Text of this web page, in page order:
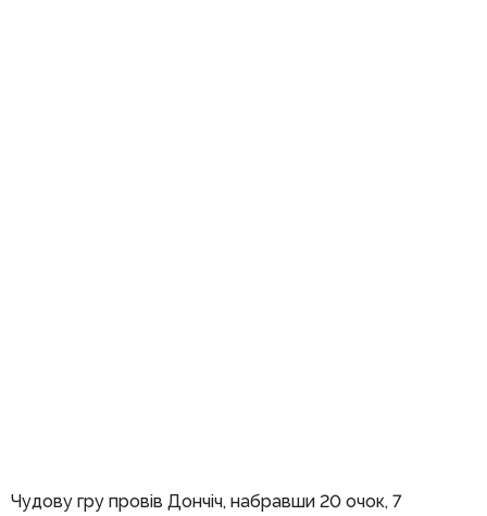
Чудову гру провів Дончіч, набравши 20 очок, 7